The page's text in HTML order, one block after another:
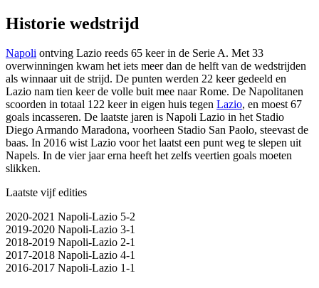
Historie wedstrijd
Napoli ontving Lazio reeds 65 keer in de Serie A. Met 33
overwinningen kwam het iets meer dan de helft van de wedstrijden
als winnaar uit de strijd. De punten werden 22 keer gedeeld en
Lazio nam tien keer de volle buit mee naar Rome. De Napolitanen
scoorden in totaal 122 keer in eigen huis tegen Lazio, en moest 67
goals incasseren. De laatste jaren is Napoli Lazio in het Stadio
Diego Armando Maradona, voorheen Stadio San Paolo, steevast de
baas. In 2016 wist Lazio voor het laatst een punt weg te slepen uit
Napels. In de vier jaar erna heeft het zelfs veertien goals moeten
slikken.
Laatste vijf edities
2020-2021 Napoli-Lazio 5-2
2019-2020 Napoli-Lazio 3-1
2018-2019 Napoli-Lazio 2-1
2017-2018 Napoli-Lazio 4-1
2016-2017 Napoli-Lazio 1-1